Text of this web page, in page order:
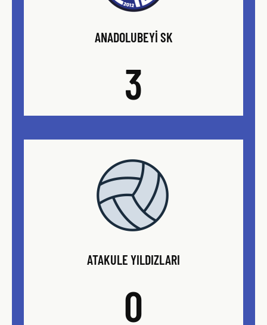
ANADOLUBEYI SK
3
ATAKULE YILDIZLARI
0